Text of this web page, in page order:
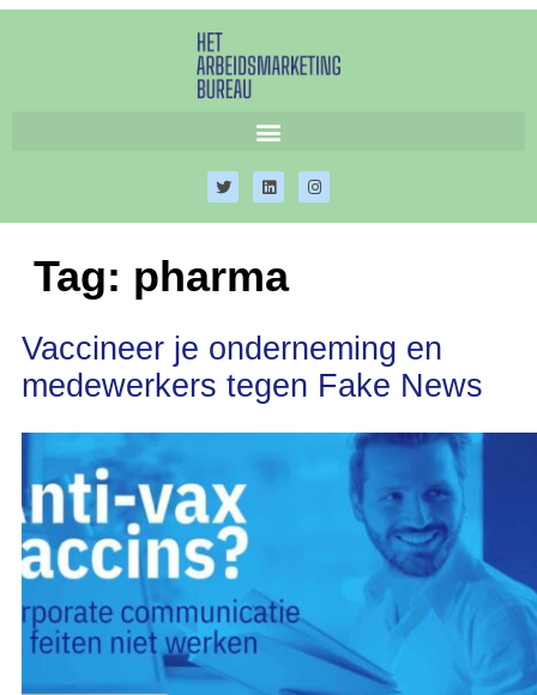
Tag: pharma
Vaccineer je onderneming en
medewerkers tegen Fake News